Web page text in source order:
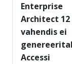
Enterprise
Architect 12
vahendis ei
Accessi